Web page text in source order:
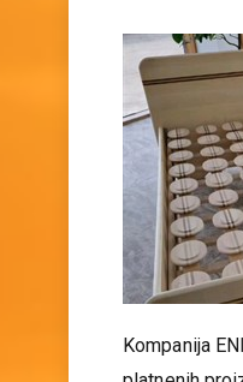
Kompanija